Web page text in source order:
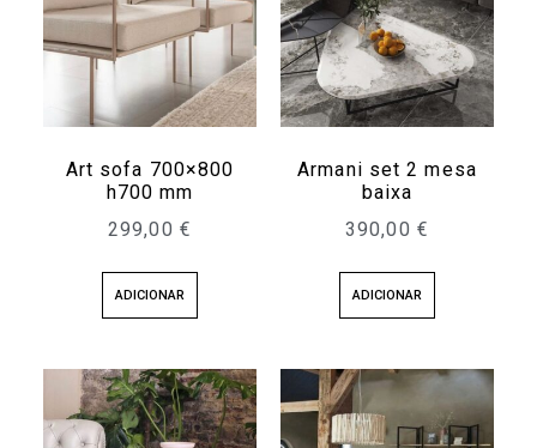
Art sofa 700×800
h700 mm
299,00 €
ADICIONAR
Armani set 2 mesa
baixa
390,00 €
ADICIONAR